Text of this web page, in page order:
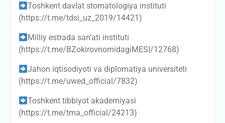
Toshkent davlat stomatologiya instituti
(https://t.me/tdsi_uz_2019/14421)
Milliy estrada san’ati instituti
(https://t.me/BZokirovnomidagiMESI/12768)
Jahon iqtisodiyoti va diplomatiya universiteti
(https://t.me/uwed_official/7832)
Toshkent tibbiyot akademiyasi
(https://t.me/tma_official/24213)